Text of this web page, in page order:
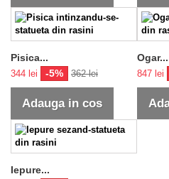
Pisica...
344 lei -5% 362 lei
Adauga in cos
Ogar...
847 lei
Iepure...